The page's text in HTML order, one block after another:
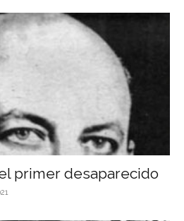
primer desaparecido